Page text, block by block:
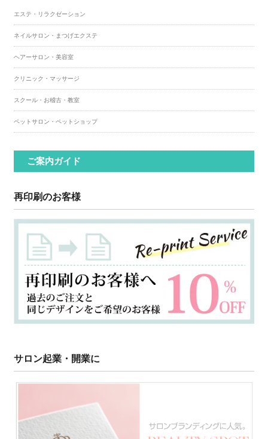
エステ・リラクゼーション
ネイルサロン・まつげエクステ
ヘアーサロン・美容室
クリニック・マッサージ
スクール・お稽古・教室
ペットサロン・ペットショップ
ご案内ガイド
再印刷のお客様
サロン起業・開業に